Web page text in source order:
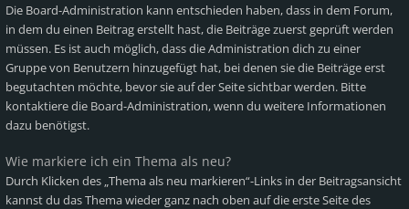
Die Board-Administration kann entschieden haben, dass in dem Forum,
in dem du einen Beitrag erstellt hast, die Beiträge zuerst geprüft werden
müssen. Es ist auch möglich, dass die Administration dich zu einer
Gruppe von Benutzern hinzugefügt hat, bei denen sie die Beiträge erst
begutachten möchte, bevor sie auf der Seite sichtbar werden. Bitte
kontaktiere die Board-Administration, wenn du weitere Informationen
dazu benötigst.
Wie markiere ich ein Thema als neu?
Durch Klicken des „Thema als neu markieren“-Links in der Beitragsansicht
kannst du das Thema wieder ganz nach oben auf die erste Seite des